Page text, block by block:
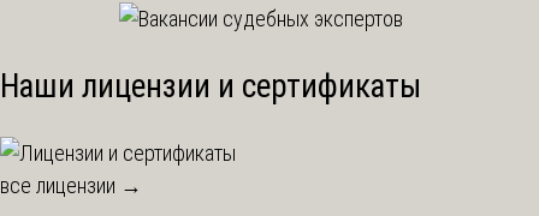
Наши лицензии и сертификаты
все лицензии →